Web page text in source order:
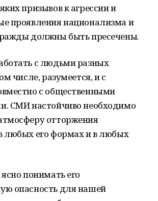
призывов к агрессии и
проявления национализма и
должны быть пресечены.
с людьми разных
числе, разумеется, и с
с общественными
СМИ настойчиво необходимо
отторжения
любых его формах и в любых
понимать его
опасность для нашей